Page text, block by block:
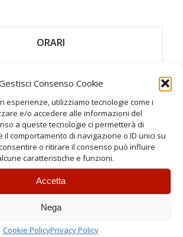
Consenso Cookie
esperienze, utilizziamo tecnologie come i
e/o accedere alle informazioni del
a queste tecnologie ci permetterà di
il comportamento di navigazione o ID unici su
o ritirare il consenso può influire
caratteristiche e funzioni.
Accetta
Nega
Cookie PolicyPrivacy Policy
ORARI